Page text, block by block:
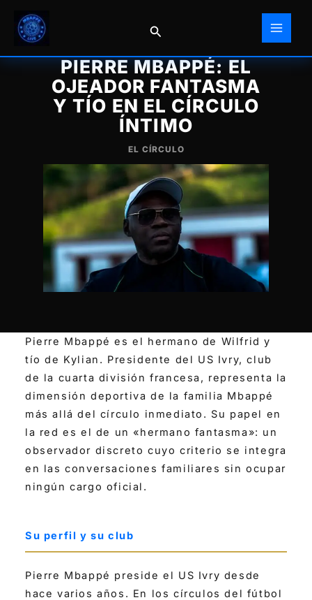
contenido
Buscar
PIERRE MBAPPÉ: EL
OJEADOR FANTASMA
Y TÍO EN EL CÍRCULO
ÍNTIMO
EL CÍRCULO
Pierre Mbappé es el hermano de Wilfrid y
tío de Kylian. Presidente del US Ivry, club
de la cuarta división francesa, representa la
dimensión deportiva de la familia Mbappé
más allá del círculo inmediato. Su papel en
la red es el de un «hermano fantasma»: un
observador discreto cuyo criterio se integra
en las conversaciones familiares sin ocupar
ningún cargo oficial.
Su perfil y su club
Pierre Mbappé preside el US Ivry desde
hace varios años. En los círculos del fútbol